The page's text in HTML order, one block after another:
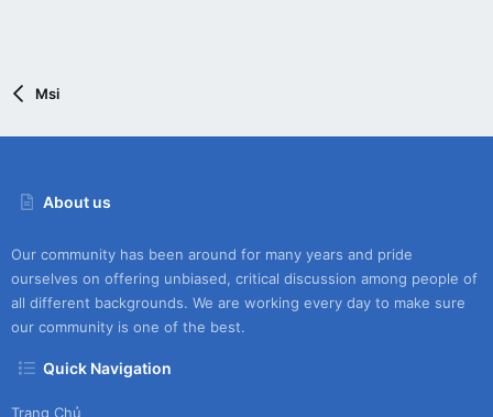
Msi
About us
Our community has been around for many years and pride
ourselves on offering unbiased, critical discussion among people of
all different backgrounds. We are working every day to make sure
our community is one of the best.
Quick Navigation
Trang Chủ